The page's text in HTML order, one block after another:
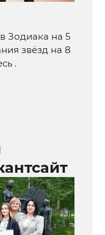
Зодиака на 5
звёзд на 8
.